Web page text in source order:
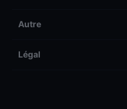
Autre
Légal